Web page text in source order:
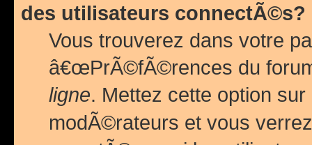
des utilisateurs connectÃ©s?
Vous trouverez dans votre
â€œPrÃ©fÃ©rences du
ligne. Mettez cette option sur
modÃ©rateurs et vous